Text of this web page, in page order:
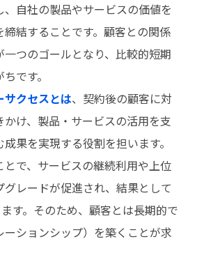
、自社の製品やサービスの価値を
結することです。顧客との関係
つのゴールとなり、比較的短期
です。
サクセスとは、契約後の顧客に対
かけ、製品・サービスの活用を支
果を実現する役割を担います。
で、サービスの継続利用や上位
グレードが促進され、結果として
す。そのため、顧客とは長期的で
ーションシップ）を築くことが求